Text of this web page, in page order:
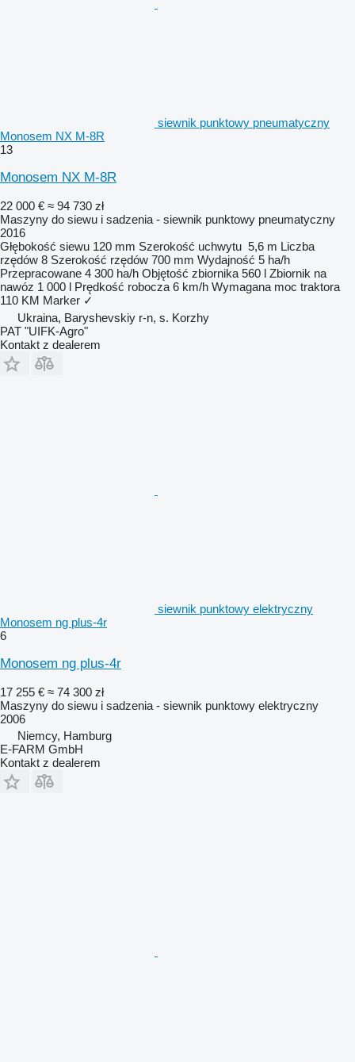
siewnik punktowy pneumatyczny
Monosem NX M-8R
13
Monosem NX M-8R
22 000 € ≈ 94 730 zł
Maszyny do siewu i sadzenia - siewnik punktowy pneumatyczny
2016
Głębokość siewu 120 mm Szerokość uchwytu 5,6 m Liczba
rzędów 8 Szerokość rzędów 700 mm Wydajność 5 ha/h
Przepracowane 4 300 ha/h Objętość zbiornika 560 l Zbiornik na
nawóz 1 000 l Prędkość robocza 6 km/h Wymagana moc traktora
110 KM Marker ✓
Ukraina, Baryshevskiy r-n, s. Korzhy
PAT "UIFK-Agro"
Kontakt z dealerem
siewnik punktowy elektryczny
Monosem ng plus-4r
6
Monosem ng plus-4r
17 255 € ≈ 74 300 zł
Maszyny do siewu i sadzenia - siewnik punktowy elektryczny
2006
Niemcy, Hamburg
E-FARM GmbH
Kontakt z dealerem